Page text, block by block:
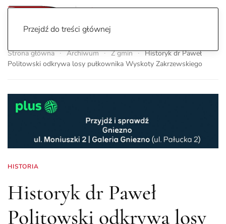
Przejdź do treści głównej
Strona główna Archiwum Z gmin
Historyk dr Paweł
Politowski odkrywa losy pułkownika Wyskoty Zakrzewskiego
HISTORIA
Historyk dr Paweł
Politowski odkrywa losy